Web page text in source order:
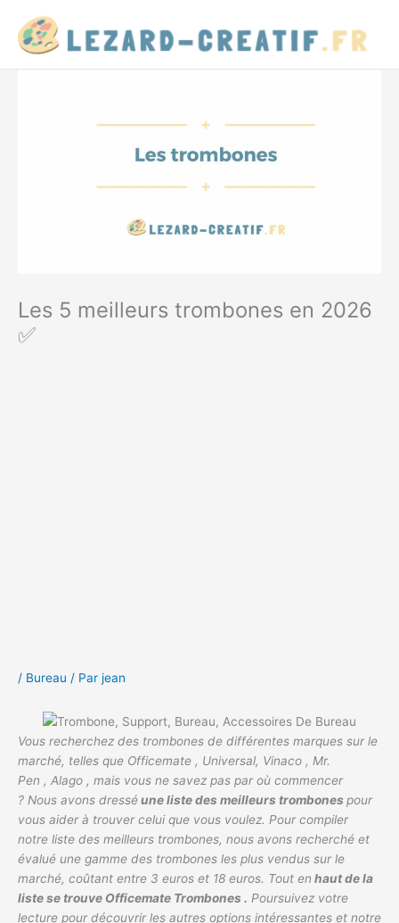
contenu
Les 5 meilleurs trombones en 2026
✅
/ Bureau / Par jean
Vous recherchez des trombones de différentes marques sur le
marché, telles que Officemate , Universal, Vinaco , Mr.
Pen , Alago , mais vous ne savez pas par où commencer
? Nous avons dresséune liste des meilleurs trombones pour
vous aider à trouver celui que vous voulez. Pour compiler
notre liste des meilleurs trombones, nous avons recherché et
évalué une gamme des trombones les plus vendus sur le
marché, coûtant entre 3 euros et 18 euros. Tout en haut de la
liste se trouve Officemate Trombones . Poursuivez votre
lecture pour découvrir les autres options intéressantes et notre